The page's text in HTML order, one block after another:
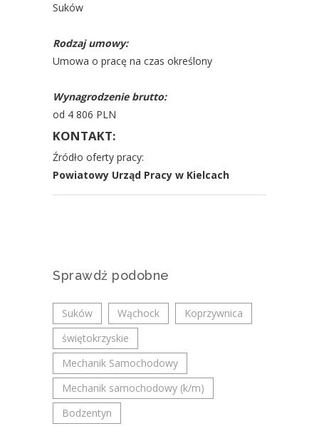
Suków
Rodzaj umowy:
Umowa o pracę na czas określony
Wynagrodzenie brutto:
od 4 806 PLN
KONTAKT:
Źródło oferty pracy:
Powiatowy Urząd Pracy w Kielcach
Sprawdź podobne
Suków Wąchock
Koprzywnica
świętokrzyskie
Mechanik Samochodowy
Mechanik samochodowy (k/m)
Bodzentyn